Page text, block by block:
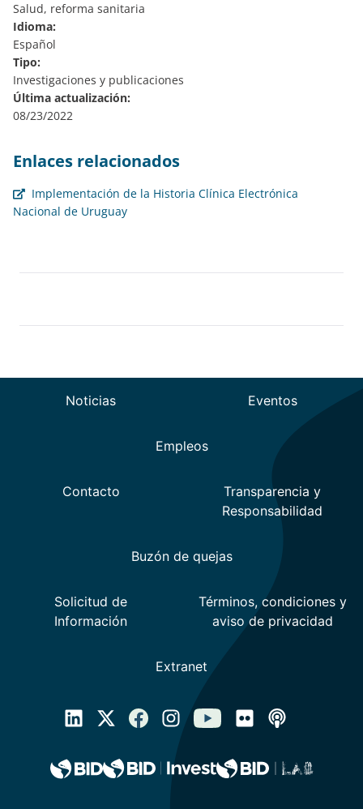
Salud, reforma sanitaria
Idioma:
Español
Tipo:
Investigaciones y publicaciones
Última actualización:
08/23/2022
Enlaces relacionados
Implementación de la Historia Clínica Electrónica
Nacional de Uruguay